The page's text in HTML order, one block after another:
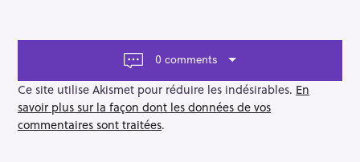
a
g
a
t
i
0 comments
Ce site utilise Akismet pour réduire les indésirables. En
savoir plus sur la façon dont les données de vos
commentaires sont traitées.